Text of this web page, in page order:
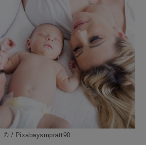
© / Pixabaysmpratt90